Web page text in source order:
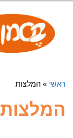
ראשי » המלצות
המלצות